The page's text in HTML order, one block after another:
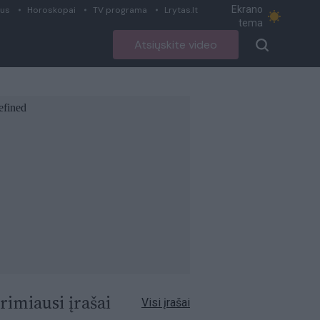
Horoskopai TV programa Lrytas.lt
Ekrano
tema
Atsiųskite video
įrašai Visi įrašai